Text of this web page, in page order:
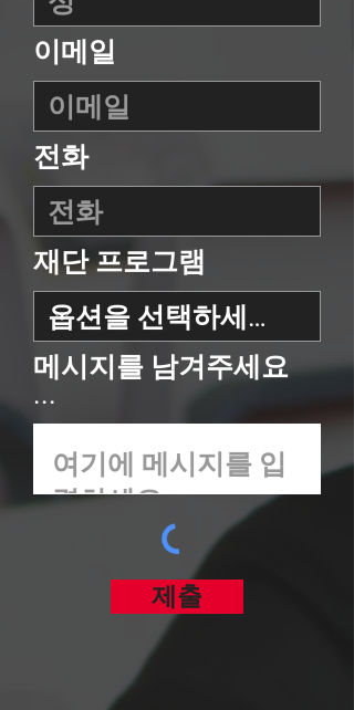
이메일
전화
재단 프로그램
메시지를 남겨주세요
...
제출